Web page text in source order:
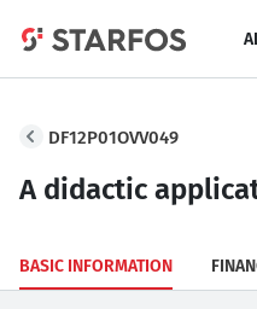
DF12P01OVV049
A didactic
BASIC INFORMATION